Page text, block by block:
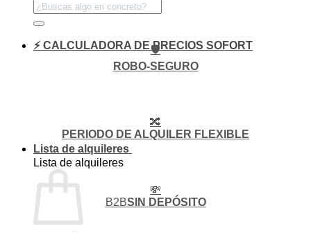
⚡ CALCULADORA DE PRECIOS SOFORT
Lista de alquileres
Lista de alquileres
🛡️
ROBO-SEGURO
🔀
PERIODO DE ALQUILER FLEXIBLE
💸
B2BSIN DEPÓSITO